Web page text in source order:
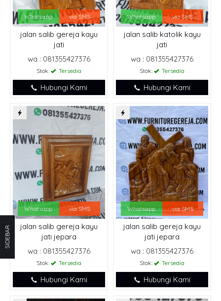
Whatsapp via SMS
jalan salib gereja kayu
jati
wa : 081355427376
Stok: Tersedia
Hubungi Kami
Whatsapp via SMS
jalan salib katolik kayu
jati
wa : 081355427376
Stok: Tersedia
Hubungi Kami
Whatsapp via SMS
jalan salib gereja kayu
jati jepara
wa : 081355427376
Stok: Tersedia
Hubungi Kami
Whatsapp via SMS
jalan salib gereja kayu
jati jepara
wa : 081355427376
Stok: Tersedia
Hubungi Kami
SIDEBAR